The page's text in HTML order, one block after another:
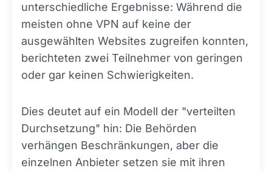
unterschiedliche Ergebnisse: Während die
meisten ohne VPN auf keine der
ausgewählten Websites zugreifen konnten,
berichteten zwei Teilnehmer von geringen
oder gar keinen Schwierigkeiten.
Dies deutet auf ein Modell der "verteilten
Durchsetzung" hin: Die Behörden
verhängen Beschränkungen, aber die
einzelnen Anbieter setzen sie mit ihren